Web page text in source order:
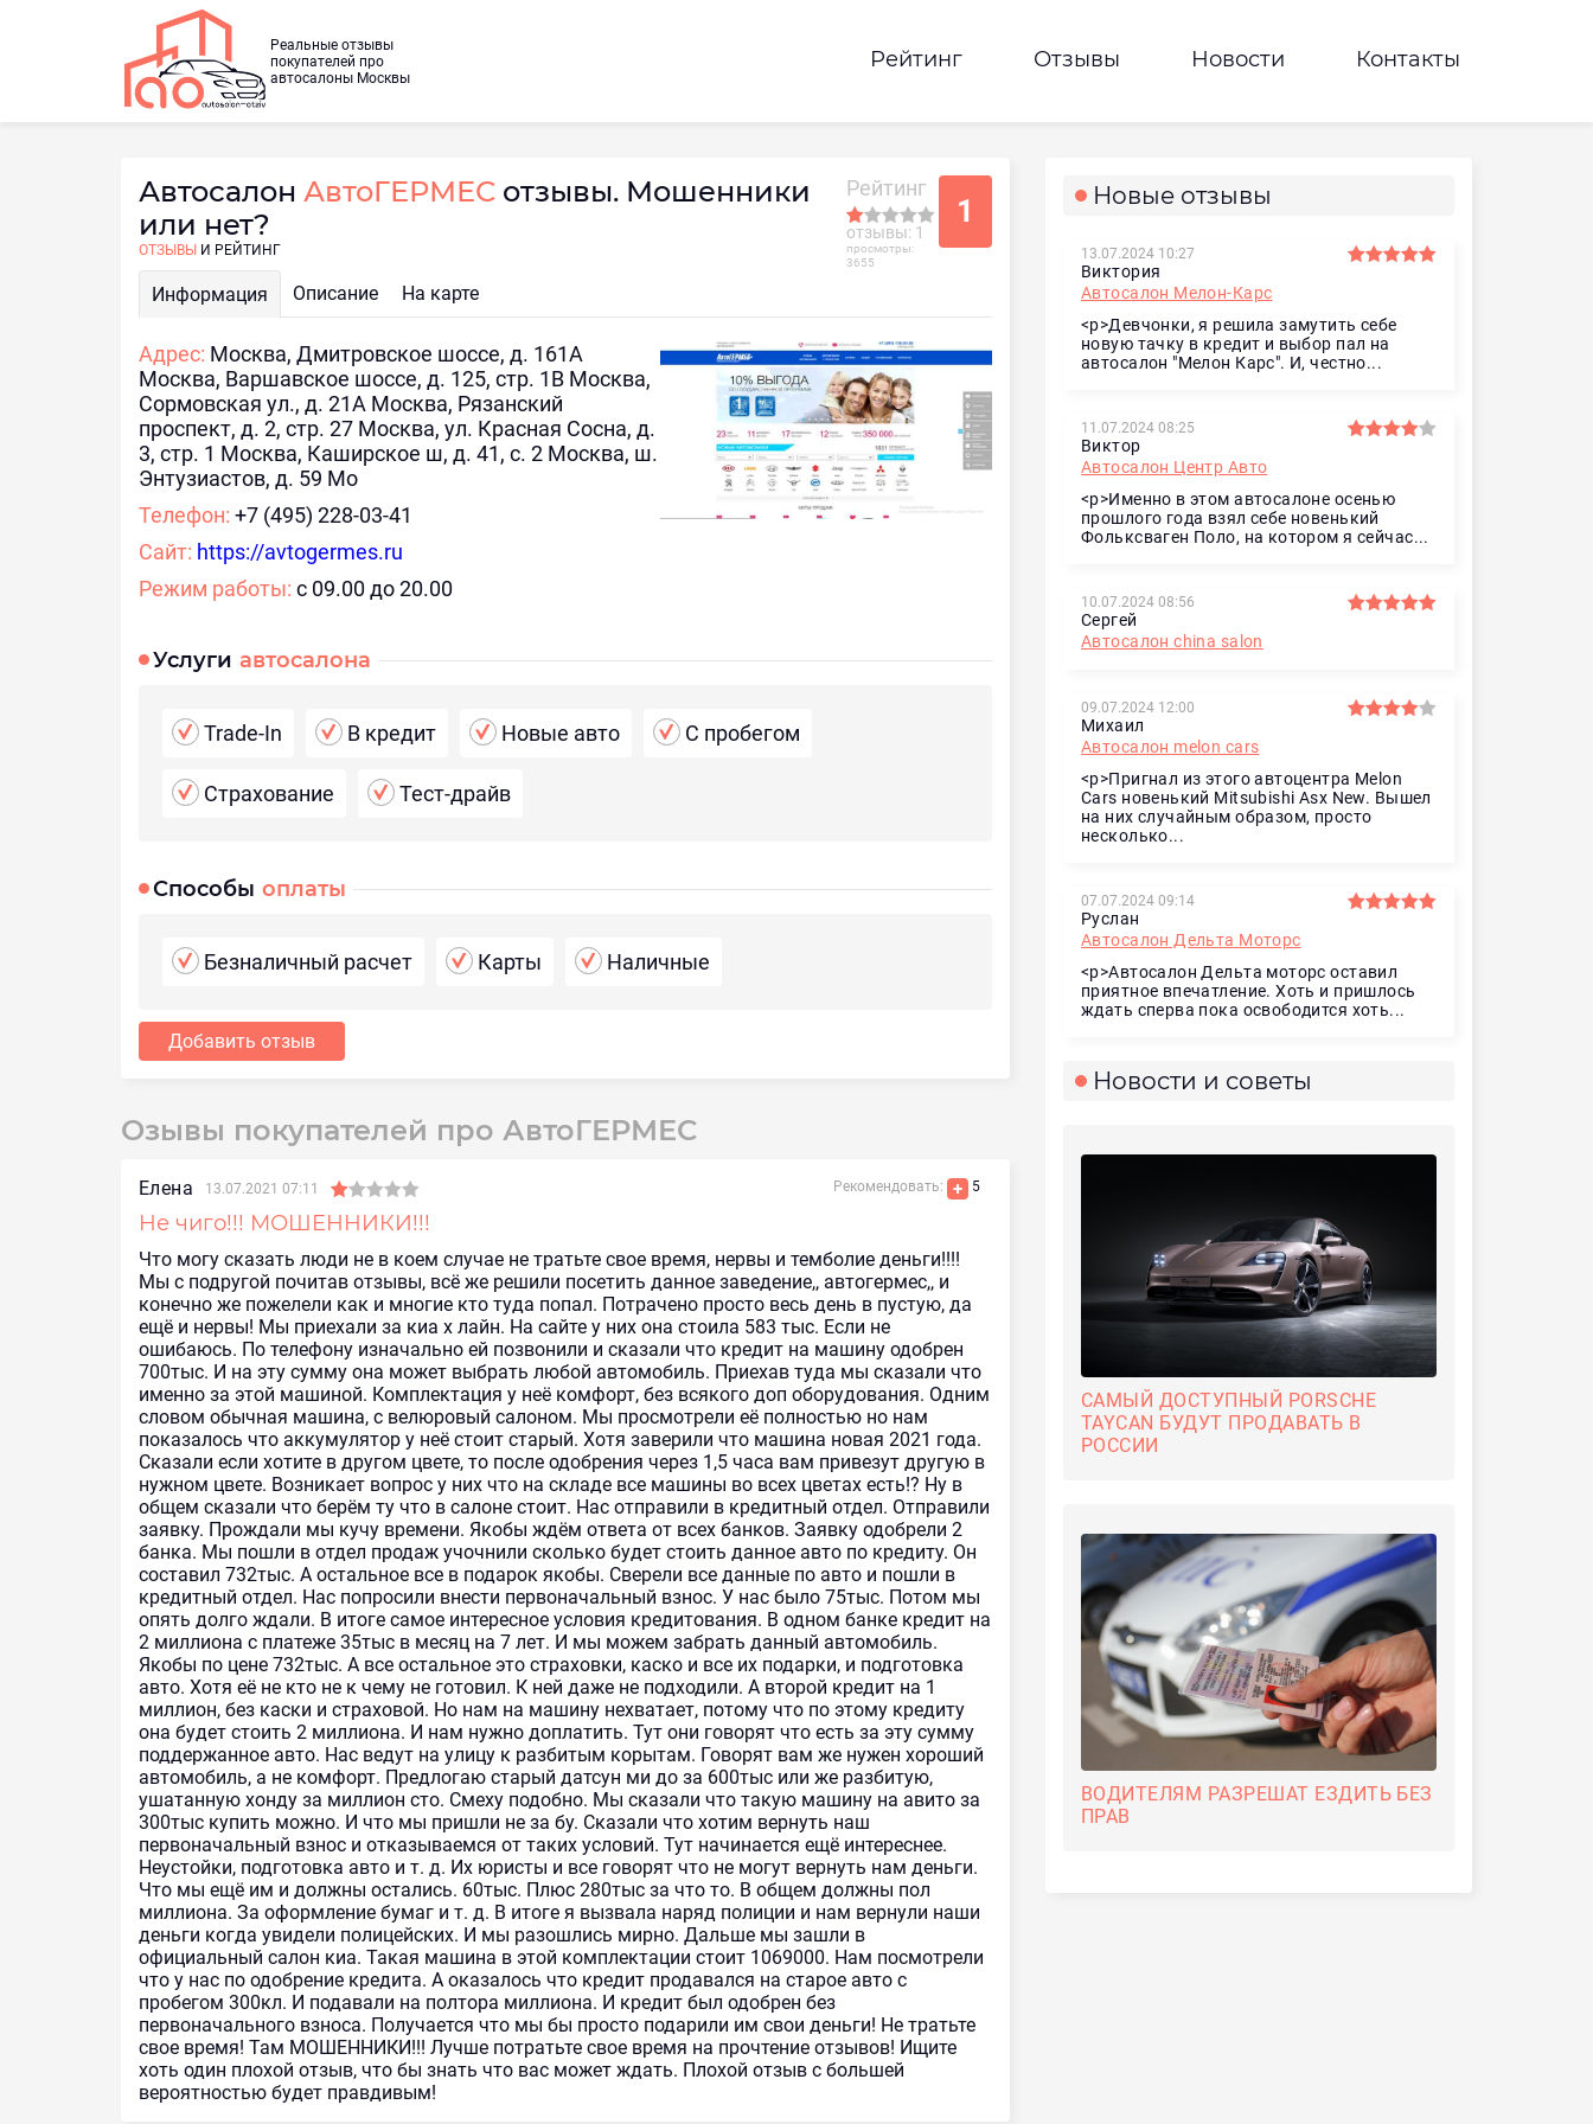
Реальные отзывы
покупателей про
автосалоны Москвы
Рейтинг Отзывы Новости Контакты
Автосалон АвтоГЕРМЕС отзывы. Мошенники
или нет?
ОТЗЫВЫ И РЕЙТИНГ
Рейтинг
отзывы: 1
просмотры:
3655
1
Информация Описание На карте
Адрес: Москва, Дмитровское шоссе, д. 161А
Москва, Варшавское шоссе, д. 125, стр. 1В Москва,
Сормовская ул., д. 21А Москва, Рязанский
проспект, д. 2, стр. 27 Москва, ул. Красная Сосна, д.
3, стр. 1 Москва, Каширское ш, д. 41, с. 2 Москва, ш.
Энтузиастов, д. 59 Мо
Телефон: +7 (495) 228-03-41
Сайт: https://avtogermes.ru
Режим работы: с 09.00 до 20.00
Услуги автосалона
Trade-In В кредит Новые авто С пробегом
Страхование Тест-драйв
Способы оплаты
Безналичный расчет Карты Наличные
Добавить отзыв
Озывы покупателей про АвтоГЕРМЕС
Елена 13.07.2021 07:11 Рекомендовать: + 5
Не чиго!!! МОШЕННИКИ!!!
Что могу сказать люди не в коем случае не тратьте свое время, нервы и темболие деньги!!!!
Мы с подругой почитав отзывы, всё же решили посетить данное заведение,, автогермес,, и
конечно же пожелели как и многие кто туда попал. Потрачено просто весь день в пустую, да
ещё и нервы! Мы приехали за киа х лайн. На сайте у них она стоила 583 тыс. Если не
ошибаюсь. По телефону изначально ей позвонили и сказали что кредит на машину одобрен
700тыс. И на эту сумму она может выбрать любой автомобиль. Приехав туда мы сказали что
именно за этой машиной. Комплектация у неё комфорт, без всякого доп оборудования. Одним
словом обычная машина, с велюровый салоном. Мы просмотрели её полностью но нам
показалось что аккумулятор у неё стоит старый. Хотя заверили что машина новая 2021 года.
Сказали если хотите в другом цвете, то после одобрения через 1,5 часа вам привезут другую в
нужном цвете. Возникает вопрос у них что на складе все машины во всех цветах есть!? Ну в
общем сказали что берём ту что в салоне стоит. Нас отправили в кредитный отдел. Отправили
заявку. Прождали мы кучу времени. Якобы ждём ответа от всех банков. Заявку одобрели 2
банка. Мы пошли в отдел продаж учочнили сколько будет стоить данное авто по кредиту. Он
составил 732тыс. А остальное все в подарок якобы. Сверели все данные по авто и пошли в
кредитный отдел. Нас попросили внести первоначальный взнос. У нас было 75тыс. Потом мы
опять долго ждали. В итоге самое интересное условия кредитования. В одном банке кредит на
2 миллиона с платеже 35тыс в месяц на 7 лет. И мы можем забрать данный автомобиль.
Якобы по цене 732тыс. А все остальное это страховки, каско и все их подарки, и подготовка
авто. Хотя её не кто не к чему не готовил. К ней даже не подходили. А второй кредит на 1
миллион, без каски и страховой. Но нам на машину нехватает, потому что по этому кредиту
она будет стоить 2 миллиона. И нам нужно доплатить. Тут они говорят что есть за эту сумму
поддержанное авто. Нас ведут на улицу к разбитым корытам. Говорят вам же нужен хороший
автомобиль, а не комфорт. Предлогаю старый датсун ми до за 600тыс или же разбитую,
ушатанную хонду за миллион сто. Смеху подобно. Мы сказали что такую машину на авито за
300тыс купить можно. И что мы пришли не за бу. Сказали что хотим вернуть наш
первоначальный взнос и отказываемся от таких условий. Тут начинается ещё интереснее.
Неустойки, подготовка авто и т. д. Их юристы и все говорят что не могут вернуть нам деньги.
Что мы ещё им и должны остались. 60тыс. Плюс 280тыс за что то. В общем должны пол
миллиона. За оформление бумаг и т. д. В итоге я вызвала наряд полиции и нам вернули наши
деньги когда увидели полицейских. И мы разошлись мирно. Дальше мы зашли в
официальный салон киа. Такая машина в этой комплектации стоит 1069000. Нам посмотрели
что у нас по одобрение кредита. А оказалось что кредит продавался на старое авто с
пробегом 300кл. И подавали на полтора миллиона. И кредит был одобрен без
первоначального взноса. Получается что мы бы просто подарили им свои деньги! Не тратьте
свое время! Там МОШЕННИКИ!!! Лучше потратьте свое время на прочтение отзывов! Ищите
хоть один плохой отзыв, что бы знать что вас может ждать. Плохой отзыв с большей
вероятностью будет правдивым!
Новые отзывы
13.07.2024 10:27
Виктория
Автосалон Мелон-Карс
<p>Девчонки, я решила замутить себе
новую тачку в кредит и выбор пал на
автосалон "Мелон Карс". И, честно...
11.07.2024 08:25
Виктор
Автосалон Центр Авто
<p>Именно в этом автосалоне осенью
прошлого года взял себе новенький
Фольксваген Поло, на котором я сейчас...
10.07.2024 08:56
Сергей
Автосалон china salon
09.07.2024 12:00
Михаил
Автосалон melon cars
<p>Пригнал из этого автоцентра Melon
Cars новенький Mitsubishi Asx New. Вышел
на них случайным образом, просто
несколько...
07.07.2024 09:14
Руслан
Автосалон Дельта Моторс
<p>Автосалон Дельта моторс оставил
приятное впечатление. Хоть и пришлось
ждать сперва пока освободится хоть...
Новости и советы
САМЫЙ ДОСТУПНЫЙ PORSCHE
TAYCAN БУДУТ ПРОДАВАТЬ В
РОССИИ
ВОДИТЕЛЯМ РАЗРЕШАТ ЕЗДИТЬ БЕЗ
ПРАВ